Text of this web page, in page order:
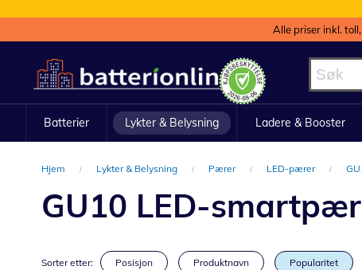
Alle priser inkl.
til
innhold
Batterier Lykter & Belysning Ladere & Booster
Hjem Lykter & Belysning Pærer LED-pærer
GU10 LED-
Sorter etter: Posisjon Produktnavn Popularitet